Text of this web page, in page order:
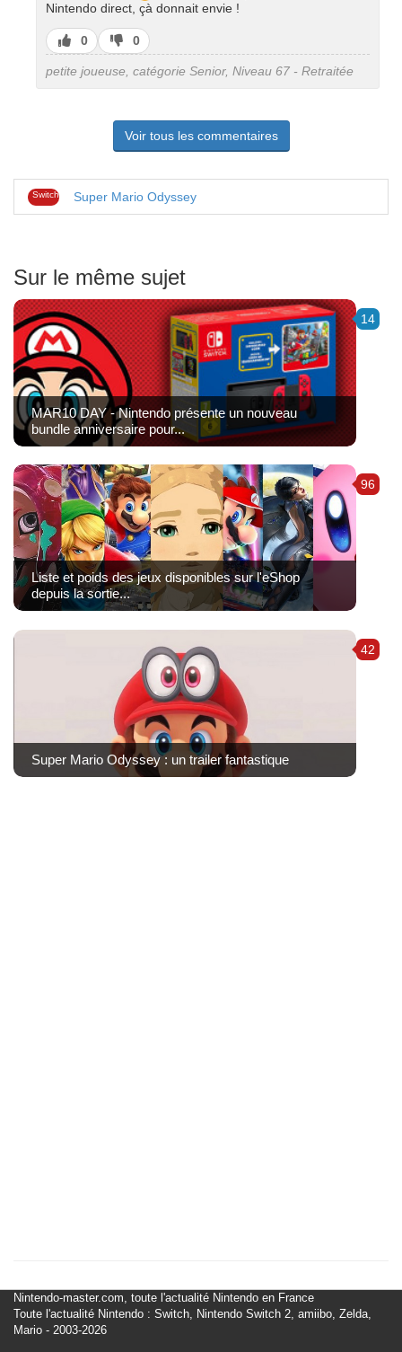
Nintendo direct, çà donnait envie !
J’aime
0
J’aime
pas
0
petite joueuse, catégorie Senior, Niveau 67 - Retraitée
Voir tous les commentaires
Switch Super Mario Odyssey
Sur le même sujet
14
MAR10 DAY - Nintendo présente un nouveau
bundle anniversaire pour...
96
Liste et poids des jeux disponibles sur l'eShop
depuis la sortie...
42
Super Mario Odyssey : un trailer fantastique
Nintendo-master.com, toute l'actualité Nintendo en France
Toute l'actualité Nintendo : Switch, Nintendo Switch 2, amiibo, Zelda,
Mario - 2003-2026